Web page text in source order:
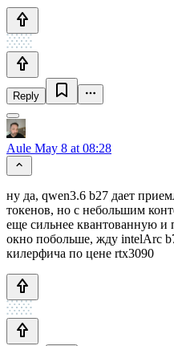
Reply
Aule May 8 at 08:28
ну да, qwen3.6 b27 дает
токенов, но с небольшим
еще сильнее квантованную и
окно побольше, жду intelArc
килерфича по цене rtx3090